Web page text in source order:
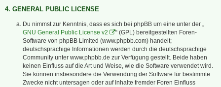
4. GENERAL PUBLIC LICENSE
Du nimmst zur Kenntnis, dass es sich bei phpBB um eine unter der „
GNU General Public License v2
“ (GPL) bereitgestellten Foren-
Software von phpBB Limited (www.phpbb.com) handelt;
deutschsprachige Informationen werden durch die deutschsprachige
Community unter www.phpbb.de zur Verfügung gestellt. Beide haben
keinen Einfluss auf die Art und Weise, wie die Software verwendet wird.
Sie können insbesondere die Verwendung der Software für bestimmte
Zwecke nicht untersagen oder auf Inhalte fremder Foren Einfluss